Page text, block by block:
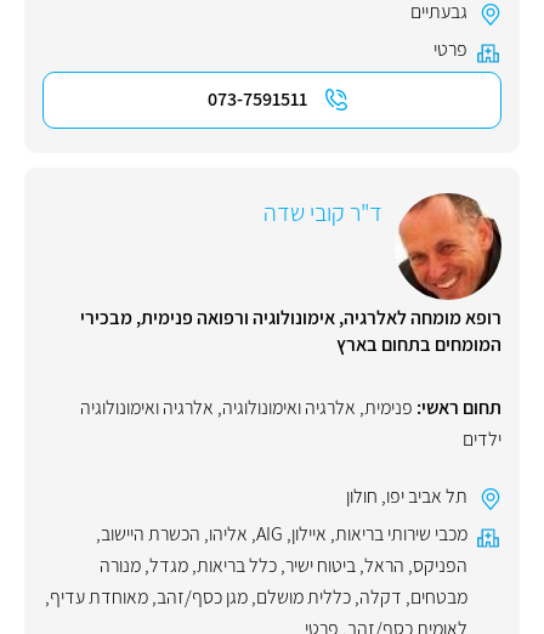
גבעתיים
פרטי
073-7591511
ד"ר קובי שדה
רופא מומחה לאלרגיה, אימונולוגיה ורפואה פנימית, מבכירי
המומחים בתחום בארץ
תחום ראשי: פנימית, אלרגיה ואימונולוגיה, אלרגיה ואימונולוגיה
ילדים
תל אביב יפו, חולון
מכבי שירותי בריאות, איילון,
AIG
, אליהו, הכשרת היישוב,
הפניקס, הראל,ביטוח ישיר,כלל בריאות,מגדל,מנורה
מבטחים, דקלה,כללית מושלם,מגן כסף/זהב,מאוחדת עדיף,
לאומית כסף/זהב פרטי